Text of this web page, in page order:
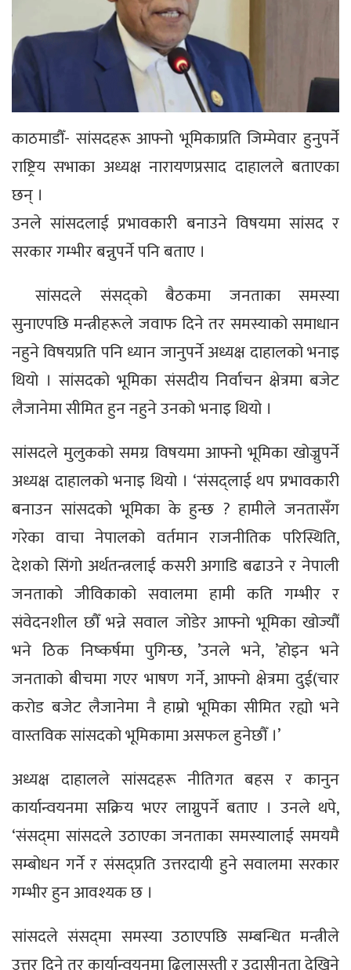
काठमाडौँ- सांसदहरू आफ्नो भूमिकाप्रति जिम्मेवार हुनुपर्ने
राष्ट्रिय सभाका अध्यक्ष नारायणप्रसाद दाहालले बताएका
छन् ।
उनले सांसदलाई प्रभावकारी बनाउने विषयमा सांसद र
सरकार गम्भीर बन्नुपर्ने पनि बताए ।
सांसदले संसद्को बैठकमा जनताका समस्या
सुनाएपछि मन्त्रीहरूले जवाफ दिने तर समस्याको समाधान
नहुने विषयप्रति पनि ध्यान जानुपर्ने अध्यक्ष दाहालको भनाइ
थियो । सांसदको भूमिका संसदीय निर्वाचन क्षेत्रमा बजेट
लैजानेमा सीमित हुन नहुने उनको भनाइ थियो ।
सांसदले मुलुकको समग्र विषयमा आफ्नो भूमिका खोज्नुपर्ने
अध्यक्ष दाहालको भनाइ थियो । ‘संसद्लाई थप प्रभावकारी
बनाउन सांसदको भूमिका के हुन्छ ? हामीले जनतासँग
गरेका वाचा नेपालको वर्तमान राजनीतिक परिस्थिति,
देशको सिंगो अर्थतन्त्रलाई कसरी अगाडि बढाउने र नेपाली
जनताको जीविकाको सवालमा हामी कति गम्भीर र
संवेदनशील छौँ भन्ने सवाल जोडेर आफ्नो भूमिका खोज्यौँ
भने ठिक निष्कर्षमा पुगिन्छ, ’उनले भने, ’होइन भने
जनताको बीचमा गएर भाषण गर्ने, आफ्नो क्षेत्रमा दुई(चार
करोड बजेट लैजानेमा नै हाम्रो भूमिका सीमित रह्यो भने
वास्तविक सांसदको भूमिकामा असफल हुनेछौँ ।’
अध्यक्ष दाहालले सांसदहरू नीतिगत बहस र कानुन
कार्यान्वयनमा सक्रिय भएर लाग्नुपर्ने बताए । उनले थपे,
‘संसद्‌मा सांसदले उठाएका जनताका समस्यालाई समयमै
सम्बोधन गर्ने र संसद्प्रति उत्तरदायी हुने सवालमा सरकार
गम्भीर हुन आवश्यक छ ।
सांसदले संसद्‌मा समस्या उठाएपछि सम्बन्धित मन्त्रीले